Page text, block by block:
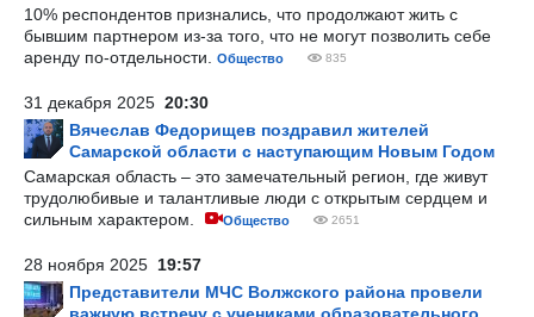
10% респондентов признались, что продолжают жить с
бывшим партнером из-за того, что не могут позволить себе
аренду по-отдельности.
Общество 835
31 декабря 2025 20:30
Вячеслав Федорищев поздравил жителей
Самарской области с наступающим Новым Годом
Самарская область – это замечательный регион, где живут
трудолюбивые и талантливые люди с открытым сердцем и
сильным характером.
Общество 2651
28 ноября 2025 19:57
Представители МЧС Волжского района провели